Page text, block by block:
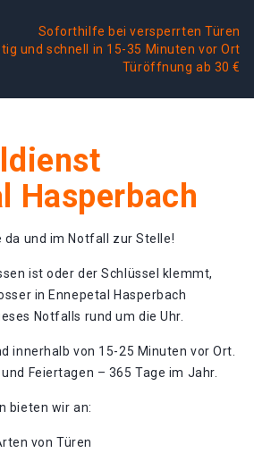
Soforthilfe bei versperrten Türen
und schnell in 15-35 Minuten vor Ort
Türöffnung ab 30 €
Hasperbach
da und im Notfall zur Stelle!
ist oder der Schlüssel klemmt,
in Ennepetal Hasperbach
Notfalls rund um die Uhr.
innerhalb von 15-25 Minuten vor Ort.
Feiertagen – 365 Tage im Jahr.
bieten wir an:
von Türen